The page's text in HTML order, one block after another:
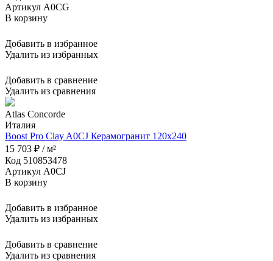
Артикул A0CG
В корзину
Добавить в избранное
Удалить из избранных
Добавить в сравнение
Удалить из сравнения
Atlas Concorde
Италия
Boost Pro Clay A0CJ Керамогранит 120x240
15 703 ₽ / м²
Код 510853478
Артикул A0CJ
В корзину
Добавить в избранное
Удалить из избранных
Добавить в сравнение
Удалить из сравнения